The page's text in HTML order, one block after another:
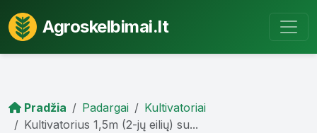
Agroskelbimai.lt
Pradžia Padargai
Kultivatoriai
Kultivatorius 1,5m (2-jų eilių) su...